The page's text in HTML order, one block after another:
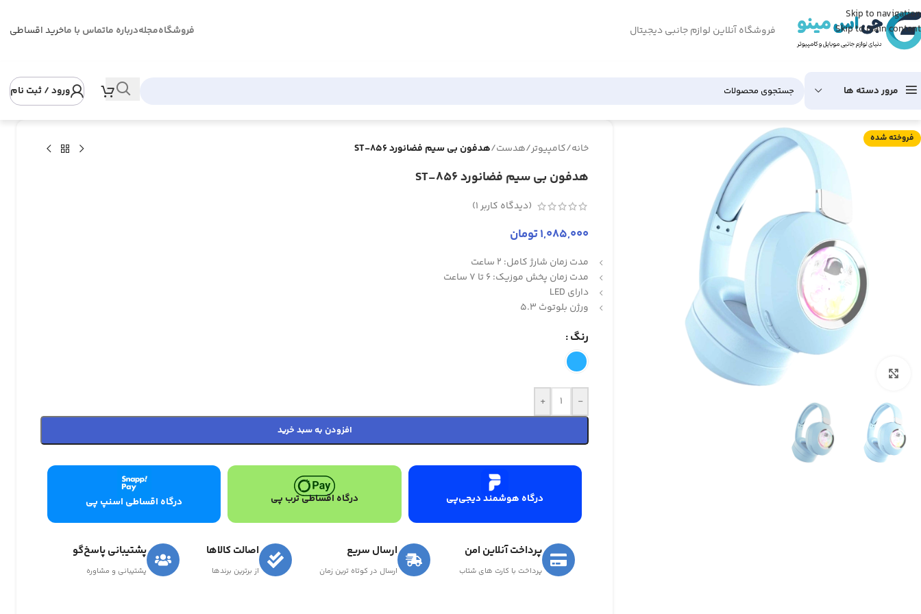
Skip to navigation
Skip to main content
فروشگاه آنلاین لوازم جانبی دیجیتال فروشگاهمجلهدرباره ماتماس با ماخرید اقساطی
مرور دسته ها ورود / ثبت نام
فروخته شده
خانه/کامپیوتر/هدست/هدفون بی سیم فضانورد ST-856
هدفون بی سیم فضانورد ST-856
(دیدگاه کاربر1
)
1,085,000تومان
مدت زمان شارژ کامل: 2 ساعت
مدت زمان پخش موزیک: 6 تا 7 ساعت
دارای LED
ورژن بلوتوث 5.3
رنگ
-
+
افزودن به سبد خرید
درگاه هوشمند دیجی‌پی درگاه اقساطی ترب پی درگاه اقساطی اسنپ پی
پرداخت آنلاین امن
پرداخت با کارت های شتاب
ارسال سریع
ارسال در کوتاه ترین زمان
اصالت کالاها
از برترین برندها
پشتیبانی پاسخ‌گو
پشتیبانی و مشاوره